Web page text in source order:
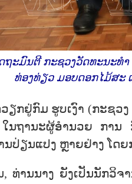
ລັດຖະມົນຕີ ກະຊວງວັດທະນ
ທ່ອງທ່ຽວ ມອບດອກໄມ້ສະ
ຽກຢູ່ກົມ ຮູບເງົາ (ກະຊວ
ນຖານະຜູ້ອໍານວຍ ກາ
ນປ່ຽນແປງ ຫຼາຍຢ່າງ ໂດ
, ທ່ານນາງ ຍັງເປັນນັກວິ